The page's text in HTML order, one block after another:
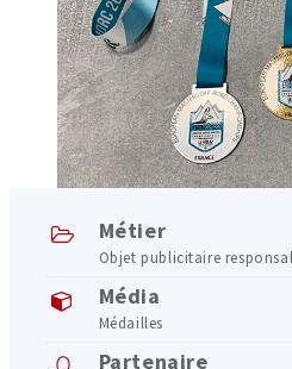
Métier
Objet publicitaire
Média
Médailles
Partenaire